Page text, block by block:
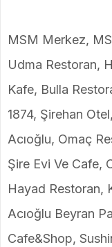
MSM Merkez,
Udma Restoran,
Kafe, Bulla
1874, Şirehan
Acıoğlu, Omaç
Şire Evi Ve Cafe,
Hayad Restoran,
Acıoğlu Beyran
Cafe&Shop,